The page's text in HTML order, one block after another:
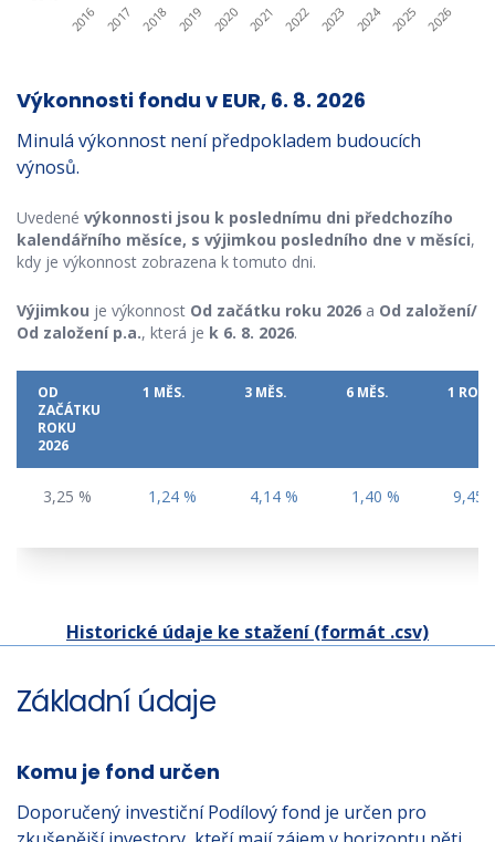
2016 2017 2018 2019 2020 2021 2022 2023 2024 2025 2026
Výkonnosti fondu v EUR, 6. 8. 2026
Minulá výkonnost není předpokladem budoucích
výnosů.
Uvedené výkonnosti jsou k poslednímu dni předchozího
kalendářního měsíce, s výjimkou posledního dne v měsíci,
kdy je výkonnost zobrazena k tomuto dni.
Výjimkou je výkonnost Od začátku roku 2026 a Od založení/
Od založení p.a., která je k 6. 8. 2026.
OD
ZAČÁTKU
ROKU
2026
1 MĚS. 3 MĚS. 6 MĚS. 1 ROK
3,25 % 1,24 % 4,14 % 1,40 % 9,45
Historické údaje ke stažení (formát .csv)
Základní údaje
Komu je fond určen
Doporučený investiční Podílový fond je určen pro